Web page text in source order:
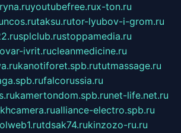
youtubefree.rux-ton.ru
taksu.rutor-lyubov-i-grom.ru
splclub.rustoppamedia.ru
ivrit.rucleanmedicine.ru
kanotiforet.spb.rututmassage.ru
falcorussia.ru
kamertondom.spb.runet-life.net.ru
alliance-electro.spb.ru
tdsak74.rukinzozo-ru.ru